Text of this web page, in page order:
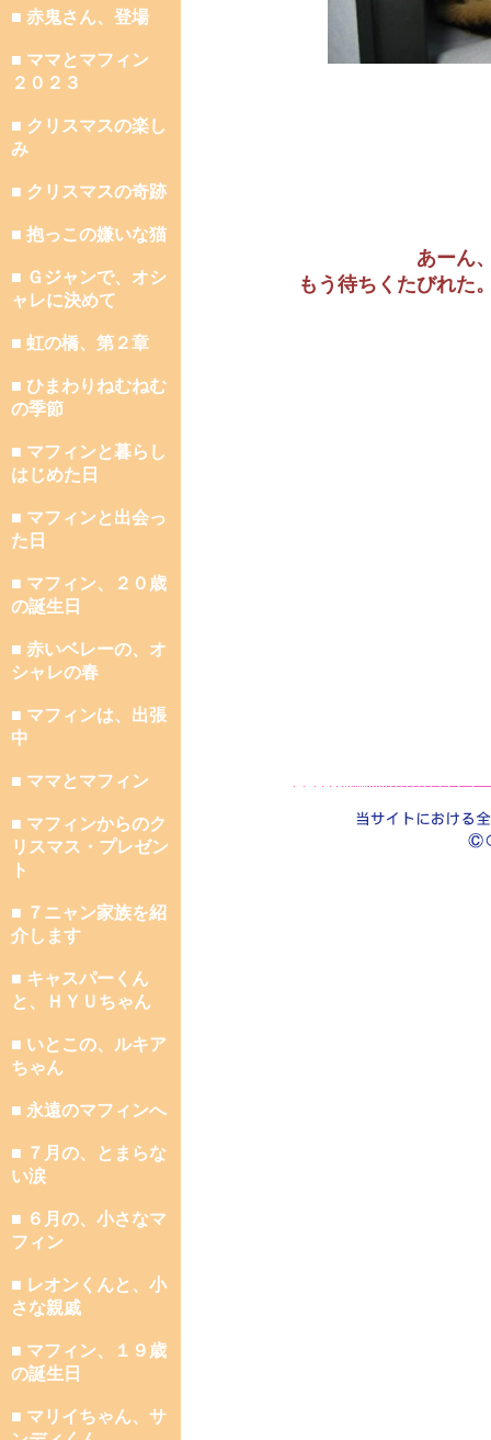
■ 赤鬼さん、登場
■ ママとマフィン
２０２３
■ クリスマスの楽し
み
■ クリスマスの奇跡
■ 抱っこの嫌いな猫
■ Ｇジャンで、オシ
ャレに決めて
■ 虹の橋、第２章
■ ひまわりねむねむ
の季節
■ マフィンと暮らし
はじめた日
■ マフィンと出会っ
た日
■ マフィン、２０歳
の誕生日
■ 赤いベレーの、オ
シャレの春
■ マフィンは、出張
中
■ ママとマフィン
■ マフィンからのク
リスマス・プレゼン
ト
■ ７ニャン家族を紹
介します
■ キャスパーくん
と、ＨＹＵちゃん
■ いとこの、ルキア
ちゃん
■ 永遠のマフィンへ
■ ７月の、とまらな
い涙
■ ６月の、小さなマ
フィン
■ レオンくんと、小
さな親戚
■ マフィン、１９歳
の誕生日
■ マリイちゃん、サ
あーん
もう待ちくたびれた